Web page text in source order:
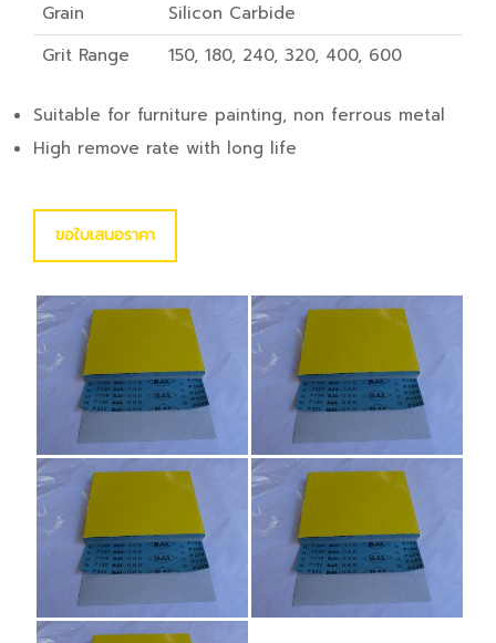
Grain
Silicon Carbide
Grit Range
150, 180, 240, 320, 400, 600
Suitable for furniture painting, non ferrous metal
High remove rate with long life
ขอใบเสนอราคา